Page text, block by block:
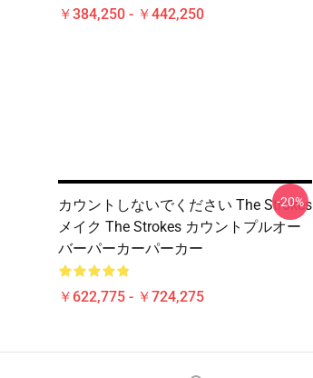
￥384,250 - ￥442,250
カウントしないでください The Strokes
メイク The Strokes カウントプルオー
バーパーカーパーカー
￥622,775 - ￥724,275
-20%